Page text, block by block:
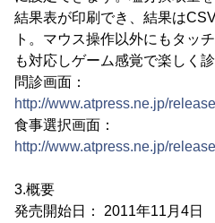
結果表が印刷でき、結果は
ト。マウス操作以外にもタッ
も対応しゲーム感覚で楽しく診
問診画面：
http://www.atpress.ne.jp/
食事選択画面：
http://www.atpress.ne.jp/
3.概要
発売開始日： 2011年11月4日